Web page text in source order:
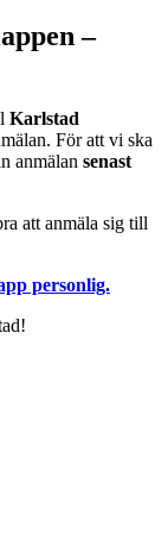
–
Karlstad
För att vi ska
anmälan senast
att anmäla sig till
personlig.